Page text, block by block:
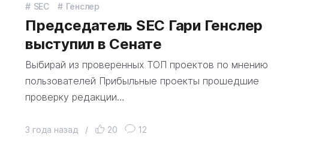
SEC Генслер
Председатель SEC Гари Генслер
выступил в Сенате
Выбирай из проверенных ТОП проектов по мнению
пользователей Прибыльные проекты прошедшие
проверку редакции…
3 года назад / 20 12